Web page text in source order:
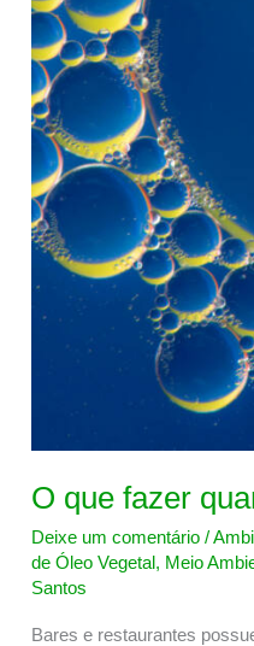
O que fazer
Deixe um comentário /
de Óleo Vegetal, Meio
Santos
Bares e restaurantes